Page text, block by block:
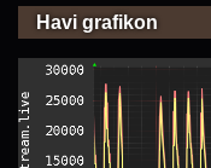
Havi grafikon